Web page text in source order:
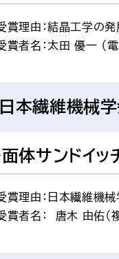
賞理由：結晶工学の
賞者名：太田 優一 （
日本繊維機械
体サンドイ
賞理由：日本繊維機
賞者名： 唐木 由佑（